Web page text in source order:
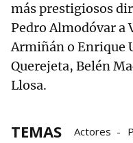
más prestigiosos
Pedro Almodóvar a
Armiñán o Enrique
Querejeta, Belén
Llosa.
TEMAS Actores